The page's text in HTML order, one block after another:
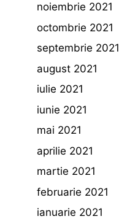
noiembrie 2021
octombrie 2021
septembrie 2021
august 2021
iulie 2021
iunie 2021
mai 2021
aprilie 2021
martie 2021
februarie 2021
ianuarie 2021